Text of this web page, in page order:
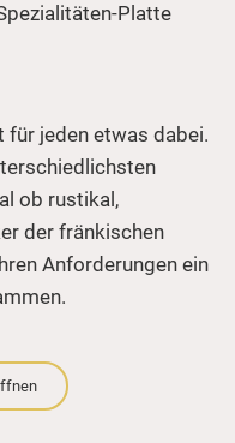
Platte
für jeden etwas dabei.
ob rustikal,
der fränkischen
Anforderungen ein